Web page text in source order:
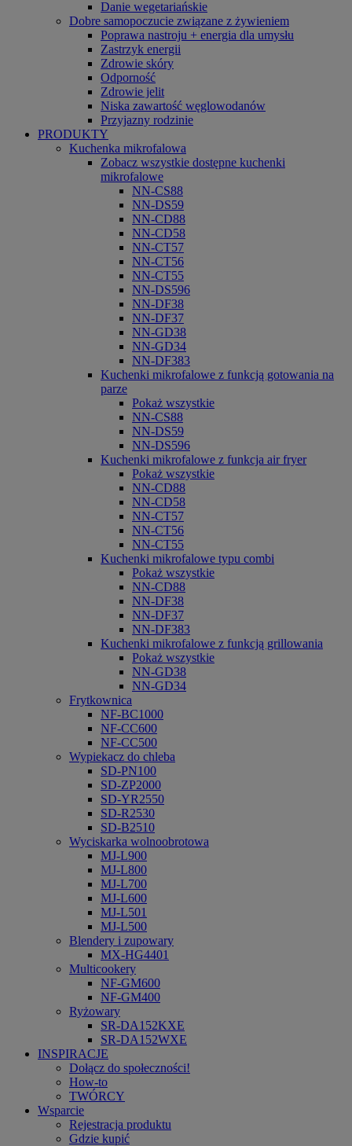
Danie wegetariańskie
Dobre samopoczucie związane z żywieniem
Poprawa nastroju + energia dla umysłu
Zastrzyk energii
Zdrowie skóry
Odporność
Zdrowie jelit
Niska zawartość węglowodanów
Przyjazny rodzinie
PRODUKTY
Kuchenka mikrofalowa
Zobacz wszystkie dostępne kuchenki
mikrofalowe
NN-CS88
NN-DS59
NN-CD88
NN-CD58
NN-CT57
NN-CT56
NN-CT55
NN-DS596
NN-DF38
NN-DF37
NN-GD38
NN-GD34
NN-DF383
Kuchenki mikrofalowe z funkcją gotowania na
parze
Pokaż wszystkie
NN-CS88
NN-DS59
NN-DS596
Kuchenki mikrofalowe z funkcja air fryer
Pokaż wszystkie
NN-CD88
NN-CD58
NN-CT57
NN-CT56
NN-CT55
Kuchenki mikrofalowe typu combi
Pokaż wszystkie
NN-CD88
NN-DF38
NN-DF37
NN-DF383
Kuchenki mikrofalowe z funkcją grillowania
Pokaż wszystkie
NN-GD38
NN-GD34
Frytkownica
NF-BC1000
NF-CC600
NF-CC500
Wypiekacz do chleba
SD-PN100
SD-ZP2000
SD-YR2550
SD-R2530
SD-B2510
Wyciskarka wolnoobrotowa
MJ-L900
MJ-L800
MJ-L700
MJ-L600
MJ-L501
MJ-L500
Blendery i zupowary
MX-HG4401
Multicookery
NF-GM600
NF-GM400
Ryżowary
SR-DA152KXE
SR-DA152WXE
INSPIRACJE
Dołącz do społeczności!
How-to
TWÓRCY
Wsparcie
Rejestracja produktu
Gdzie kupić